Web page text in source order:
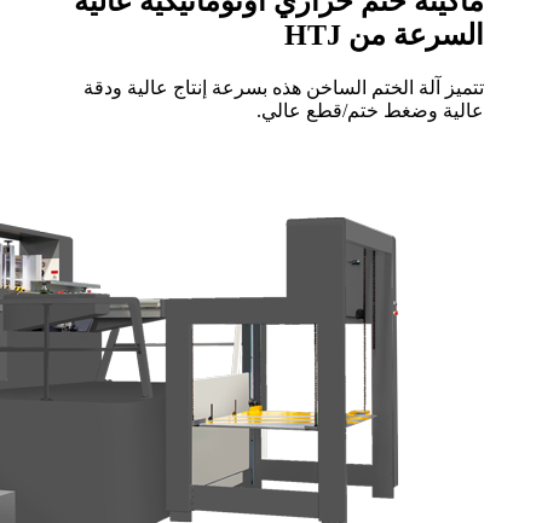
السرعة من HTJ
تتميز آلة الختم الساخن هذه بسرعة إنتاج عالية ودقة
عالية وضغط ختم/قطع عالي.